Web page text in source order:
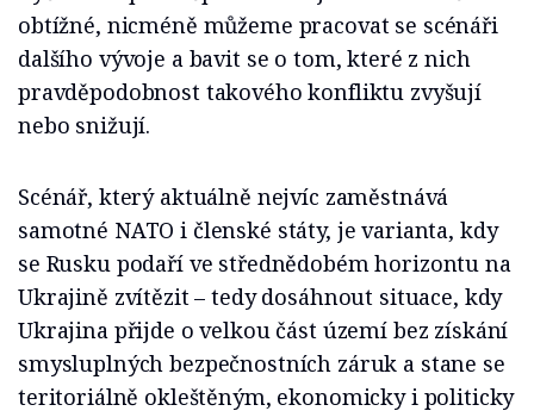
obtížné, nicméně můžeme pracovat se scénáři
dalšího vývoje a bavit se o tom, které z nich
pravděpodobnost takového konfliktu zvyšují
nebo snižují.
Scénář, který aktuálně nejvíc zaměstnává
samotné NATO i členské státy, je varianta, kdy
se Rusku podaří ve střednědobém horizontu na
Ukrajině zvítězit – tedy dosáhnout situace, kdy
Ukrajina přijde o velkou část území bez získání
smysluplných bezpečnostních záruk a stane se
teritoriálně okleštěným, ekonomicky i politicky